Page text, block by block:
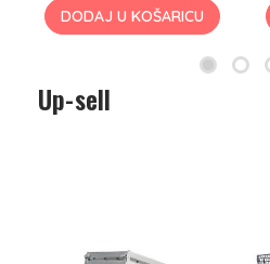
DODAJ U KOŠARICU
Up-sell